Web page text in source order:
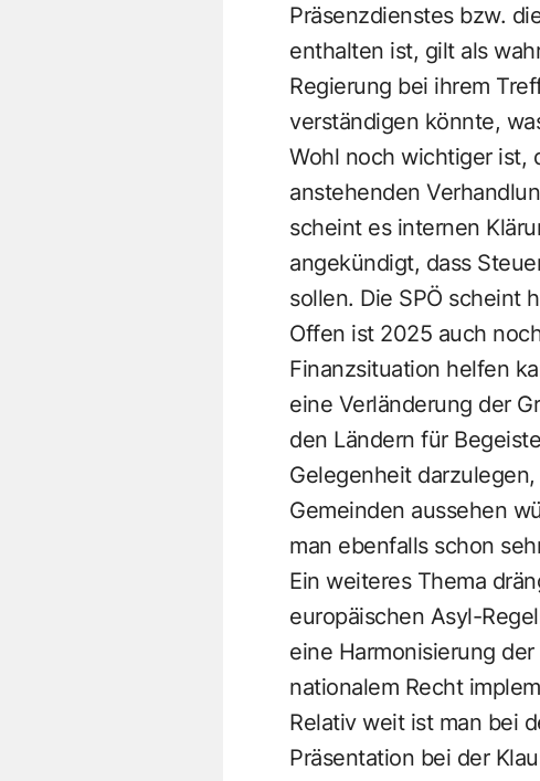
Präsenzdienstes bzw.
enthalten ist, gilt als
Regierung bei ihrem
verständigen könnte,
Wohl noch wichtiger ist,
anstehenden
scheint es internen
angekündigt, dass
sollen. Die SPÖ scheint
Offen ist 2025 auch
Finanzsituation helfen
eine Verländerung der
den Ländern für
Gelegenheit
Gemeinden aussehen
man ebenfalls schon
Ein weiteres Thema
europäischen Asyl-
eine Harmonisierung
nationalem Recht
Relativ weit ist man bei
Präsentation bei der